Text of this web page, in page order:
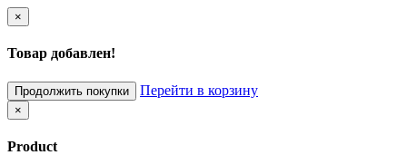
×
Товар добавлен!
Продолжить покупки Перейти в корзину
×
Product